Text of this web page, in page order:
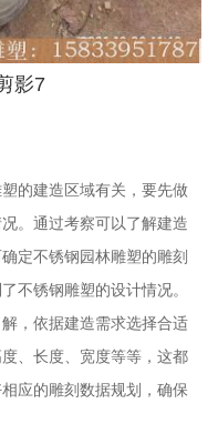
影7
的建造区域有关，要先做
。通过考察可以了解建造
定不锈钢园林雕塑的雕刻
不锈钢雕塑的设计情况。
，依据建造需求选择合适
、长度、宽度等等，这都
应的雕刻数据规划，确保